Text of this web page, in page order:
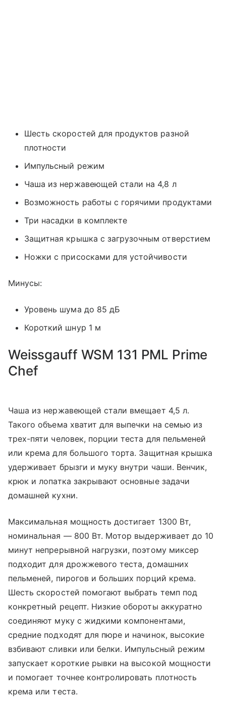
Шесть скоростей для продуктов разной
плотности
Импульсный режим
Чаша из нержавеющей стали на 4,8 л
Возможность работы с горячими продуктами
Три насадки в комплекте
Защитная крышка с загрузочным отверстием
Ножки с присосками для устойчивости
Минусы:
Уровень шума до 85 дБ
Короткий шнур 1 м
Weissgauff WSM 131 PML Prime
Chef
Чаша из нержавеющей стали вмещает 4,5 л.
Такого объема хватит для выпечки на семью из
трех-пяти человек, порции теста для пельменей
или крема для большого торта. Защитная крышка
удерживает брызги и муку внутри чаши. Венчик,
крюк и лопатка закрывают основные задачи
домашней кухни.
Максимальная мощность достигает 1300 Вт,
номинальная — 800 Вт. Мотор выдерживает до 10
минут непрерывной нагрузки, поэтому миксер
подходит для дрожжевого теста, домашних
пельменей, пирогов и больших порций крема.
Шесть скоростей помогают выбрать темп под
конкретный рецепт. Низкие обороты аккуратно
соединяют муку с жидкими компонентами,
средние подходят для пюре и начинок, высокие
взбивают сливки или белки. Импульсный режим
запускает короткие рывки на высокой мощности
и помогает точнее контролировать плотность
крема или теста.